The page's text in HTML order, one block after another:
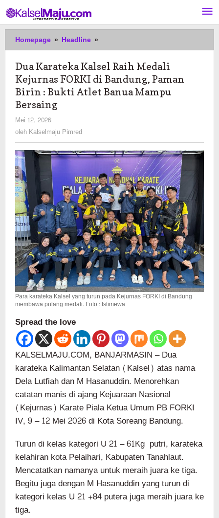
ke
konten
Homepage » Headline »
Karateka
Kalsel
Raih
Medali
Kejurnas
Birin
:
Bukti
Atlet
Banua
Mampu
Bersaing
Dua Karateka Kalsel Raih Medali
Kejurnas FORKI di Bandung, Paman
Birin : Bukti Atlet Banua Mampu
Bersaing
Mei 12, 2026
Kalselmaju
Pimred
oleh Kalselmaju Pimred
Para karateka Kalsel yang turun pada Kejurnas FORKI di Bandung
membawa pulang medali. Foto : Istimewa
Spread the love
KALSELMAJU.COM, BANJARMASIN – Dua
karateka Kalimantan Selatan (Kalsel) atas nama
Dela Lutfiah dan M Hasanuddin. Menorehkan
catatan manis di ajang Kejuaraan Nasional
(Kejurnas) Karate Piala Ketua Umum PB FORKI
IV, 9 – 12 Mei 2026 di Kota Soreang Bandung.
Turun di kelas kategori U 21 – 61Kg putri, karateka
kelahiran kota Pelaihari, Kabupaten Tanahlaut.
Mencatatkan namanya untuk meraih juara ke tiga.
Begitu juga dengan M Hasanuddin yang turun di
kategori kelas U 21 +84 putera juga meraih juara ke
tiga.